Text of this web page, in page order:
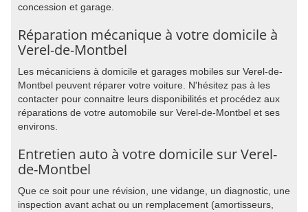
concession et garage.
Réparation mécanique à votre domicile à
Verel-de-Montbel
Les mécaniciens à domicile et garages mobiles sur Verel-de-
Montbel peuvent réparer votre voiture. N'hésitez pas à les
contacter pour connaitre leurs disponibilités et procédez aux
réparations de votre automobile sur Verel-de-Montbel et ses
environs.
Entretien auto à votre domicile sur Verel-
de-Montbel
Que ce soit pour une révision, une vidange, un diagnostic, une
inspection avant achat ou un remplacement (amortisseurs,